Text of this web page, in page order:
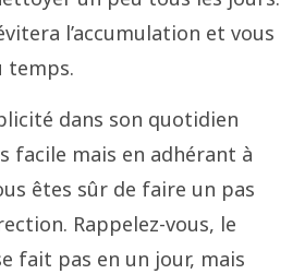
l’accumulation et vous
temps.
dans son quotidien
facile mais en adhérant à
êtes sûr de faire un pas
Rappelez-vous, le
fait pas en un jour, mais